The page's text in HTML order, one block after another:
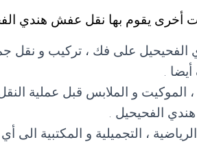
أخرى يقوم بها نقل عفش هندي
على فك ، تركيب و نقل
.
الموكيت و الملابس قبل عملية
الفحيحيل .
، التجميلية و المكتبية الى